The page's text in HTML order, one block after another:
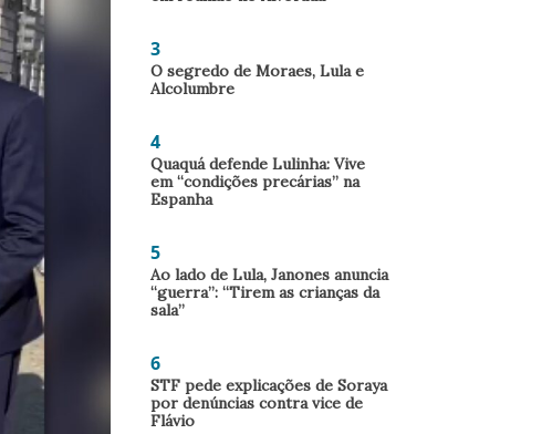
3
O segredo de Moraes, Lula e
Alcolumbre
4
Quaquá defende Lulinha: Vive
em “condições precárias” na
Espanha
5
Ao lado de Lula, Janones anuncia
“guerra”: “Tirem as crianças da
sala”
6
STF pede explicações de Soraya
por denúncias contra vice de
Flávio